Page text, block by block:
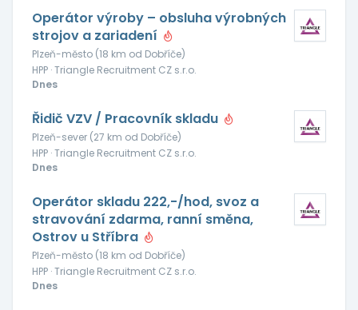
Operátor výroby – obsluha výrobných
strojov a zariadení
Plzeň-město (18 km od Dobříče)
HPP · Triangle Recruitment CZ s.r.o.
Dnes
Řidič VZV / Pracovník skladu
Plzeň-sever (27 km od Dobříče)
HPP · Triangle Recruitment CZ s.r.o.
Dnes
Operátor skladu 222,-/hod, svoz a
stravování zdarma, ranní směna,
Ostrov u Stříbra
Plzeň-město (18 km od Dobříče)
HPP · Triangle Recruitment CZ s.r.o.
Dnes